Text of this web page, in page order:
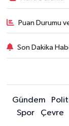
Puan Durumu
Son Dakika
Gündem
Spor
Çevre